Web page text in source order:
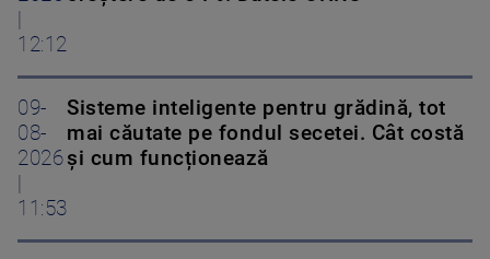
12:12
09-
08-
2026
11:53
Sisteme inteligente pentru grădină, tot
mai căutate pe fondul secetei. Cât costă
și cum funcționează